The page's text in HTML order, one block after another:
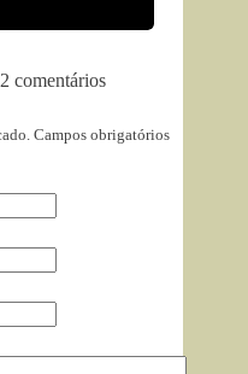
2 comentários
Campos obrigatórios